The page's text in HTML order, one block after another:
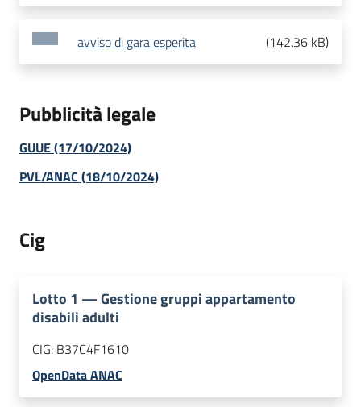
avviso di gara esperita (142.36 kB)
Pubblicità legale
GUUE (17/10/2024)
PVL/ANAC (18/10/2024)
Cig
Lotto 1 —Gestione gruppi appartamento
disabili adulti
CIG: B37C4F1610
OpenData ANAC